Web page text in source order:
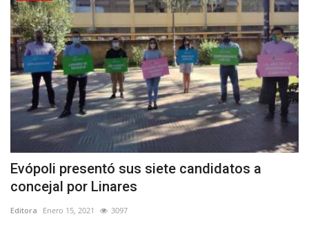
Evópoli presentó sus siete candidatos a
concejal por Linares
Editora Enero 15, 2021 3097